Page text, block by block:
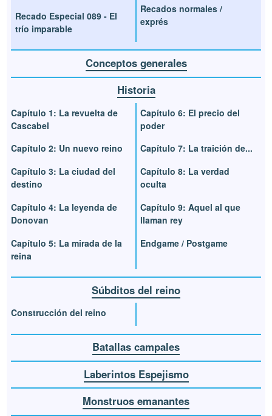
Recado Especial 089 - El
trío imparable
Recados normales /
exprés
Conceptos generales
Historia
Capítulo 1: La revuelta de
Cascabel
Capítulo 2: Un nuevo reino
Capítulo 3: La ciudad del
destino
Capítulo 4: La leyenda de
Donovan
Capítulo 5: La mirada de la
reina
Capítulo 6: El precio del
poder
Capítulo 7: La traición de...
Capítulo 8: La verdad
oculta
Capítulo 9: Aquel al que
llaman rey
Endgame / Postgame
Súbditos del reino
Construcción del reino
Batallas campales
Laberintos Espejismo
Monstruos emanantes